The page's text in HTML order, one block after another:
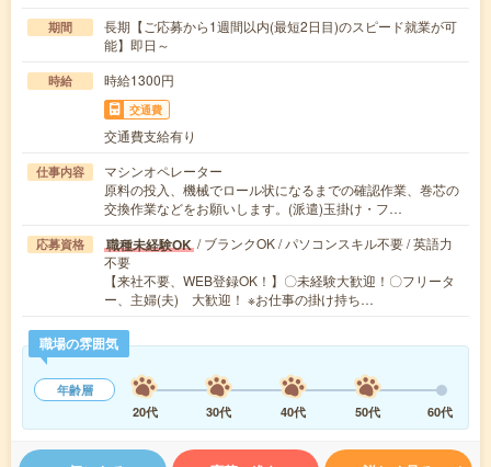
期間
長期【ご応募から1週間以内(最短2日目)のスピード就業が可
能】即日～
時給 時給1300円
交通費
交通費支給有り
仕事内容
マシンオペレーター
原料の投入、機械でロール状になるまでの確認作業、巻芯の
交換作業などをお願いします。(派遣)玉掛け・フ…
応募資格 職種未経験OK / ブランクOK / パソコンスキル不要 / 英語力
不要
【来社不要、WEB登録OK！】〇未経験大歓迎！〇フリータ
ー、主婦(夫) 大歓迎！ ※お仕事の掛け持ち…
職場の雰囲気
年齢層
20代
30代 40代 50代 60代